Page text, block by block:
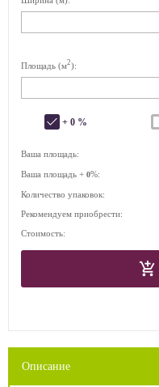
Площадь (м2):
+ 0 %
Ваша площадь:
Ваша площадь + 0%:
Количество упаковок:
Рекомендуем приобрести:
Стоимость:
Описание